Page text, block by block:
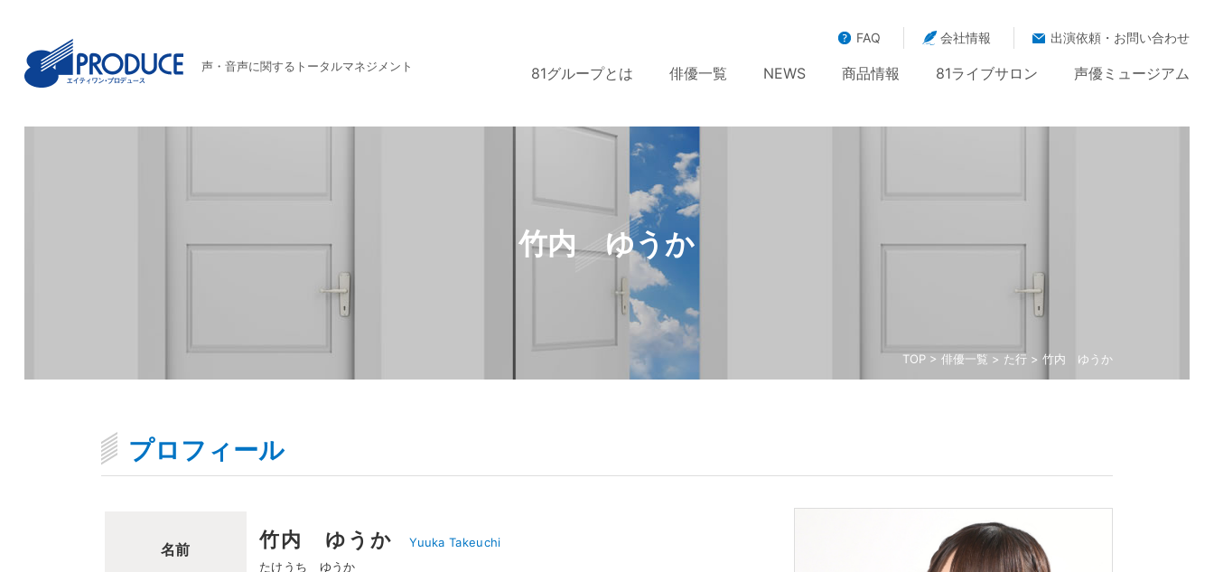
声・音声に関するトータルマネジメント
FAQ 会社情報 出演依頼・お問い合わせ
81グループとは 俳優一覧 NEWS 商品情報 81ライブサロン 声優ミュージアム
TOP> 俳優一覧 > た行> 竹内 ゆうか
竹内 ゆうか
プロフィール
名前 竹内 ゆうか
Yuuka Takeuchi
たけうち ゆうか